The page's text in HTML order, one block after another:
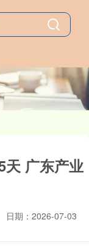
天 广东产业
日期：2026-07-03